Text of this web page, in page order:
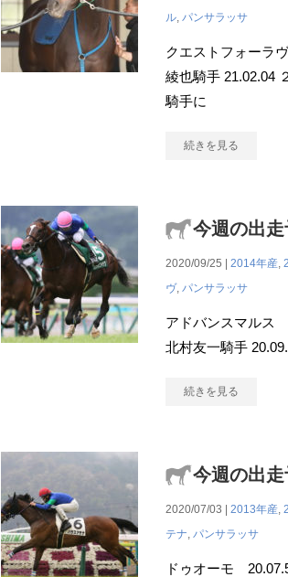
ル, パンサラッサ
クエストフォーラ
綾也騎手 21.02.04
騎手に
続きを見る
今週の出走
2020/09/25 | 2014年産,
ヴ, パンサラッサ
アドバンスマルス
北村友一騎手
続きを見る
今週の出走
2020/07/03 | 2013年産,
テナ, パンサラッサ
ドゥオーモ